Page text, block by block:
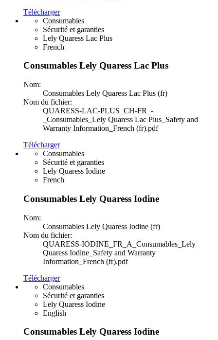
Télécharger
Consumables
Sécurité et garanties
Lely Quaress Lac Plus
French
Consumables Lely Quaress Lac Plus
Nom:
Consumables Lely Quaress Lac Plus (fr)
Nom du fichier:
QUARESS-LAC-PLUS_CH-FR_-
_Consumables_Lely Quaress Lac Plus_Safety and
Warranty Information_French (fr).pdf
Télécharger
Consumables
Sécurité et garanties
Lely Quaress Iodine
French
Consumables Lely Quaress Iodine
Nom:
Consumables Lely Quaress Iodine (fr)
Nom du fichier:
QUARESS-IODINE_FR_A_Consumables_Lely
Quaress Iodine_Safety and Warranty
Information_French (fr).pdf
Télécharger
Consumables
Sécurité et garanties
Lely Quaress Iodine
English
Consumables Lely Quaress Iodine